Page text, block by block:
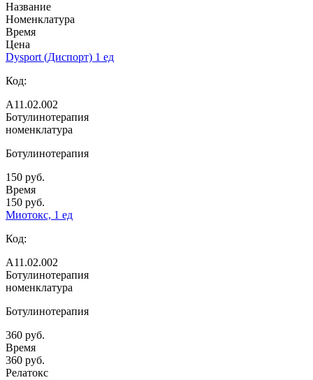
Название
Номенклатура
Время
Цена
Dysport (Диспорт) 1 ед
Код:
А11.02.002
Ботулинотерапия
номенклатура
Ботулинотерапия
150 руб.
Время
150 руб.
Миотокс, 1 ед
Код:
А11.02.002
Ботулинотерапия
номенклатура
Ботулинотерапия
360 руб.
Время
360 руб.
Релатокс